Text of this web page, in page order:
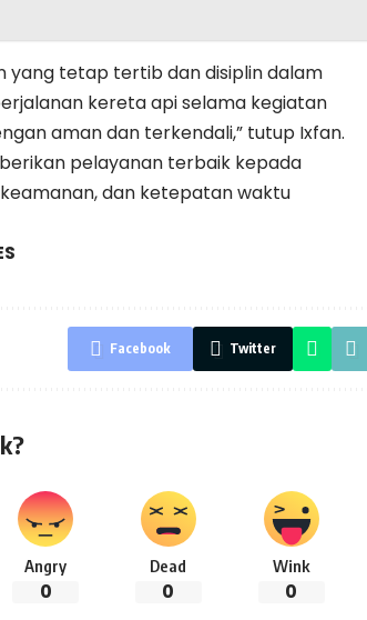
yang tetap tertib dan disiplin dalam
kereta api selama kegiatan
aman dan terkendali,” tutup Ixfan.
pelayanan terbaik kepada
dan ketepatan waktu
Facebook Twitter
Angry
0
Dead
0
Wink
0